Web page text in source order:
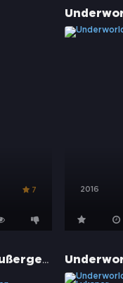
7 2016
Die Liga der außergewöhnlichen Gentlemen